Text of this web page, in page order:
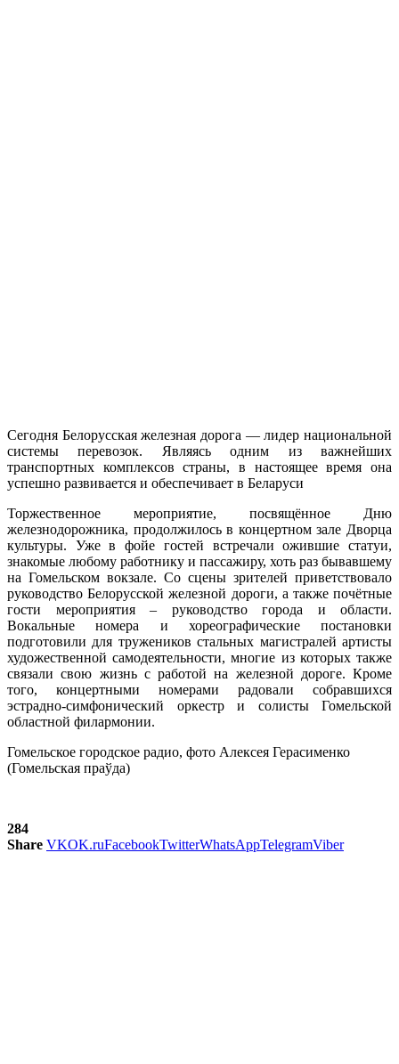
Сегодня Белорусская железная дорога — лидер национальной
системы перевозок. Являясь одним из важнейших
транспортных комплексов страны, в настоящее время она
успешно развивается и обеспечивает в Беларуси
Торжественное мероприятие, посвящённое Дню
железнодорожника, продолжилось в концертном зале Дворца
культуры. Уже в фойе гостей встречали ожившие статуи,
знакомые любому работнику и пассажиру, хоть раз бывавшему
на Гомельском вокзале. Со сцены зрителей приветствовало
руководство Белорусской железной дороги, а также почётные
гости мероприятия – руководство города и области.
Вокальные номера и хореографические постановки
подготовили для тружеников стальных магистралей артисты
художественной самодеятельности, многие из которых также
связали свою жизнь с работой на железной дороге. Кроме
того, концертными номерами радовали собравшихся
эстрадно-симфонический оркестр и солисты Гомельской
областной филармонии.
Гомельское городское радио, фото Алексея Герасименко
(Гомельская праўда)
284
Share VKOK.ruFacebookTwitterWhatsAppTelegramViber